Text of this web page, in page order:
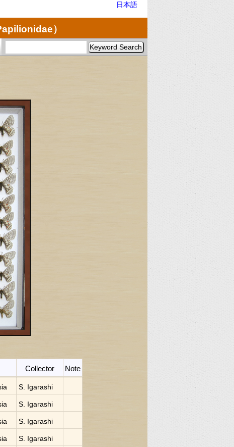
日本語
）
Collector Note
S. Igarashi
S. Igarashi
S. Igarashi
S. Igarashi